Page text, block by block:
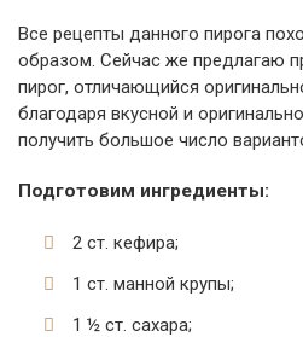
Все рецепты данного пирога
образом. Сейчас же предлагаю
пирог, отличающийся
благодаря вкусной и
получить большое число
Подготовим ингредиенты:
2 ст. кефира;
1 ст. манной крупы;
1 ½ ст. сахара;